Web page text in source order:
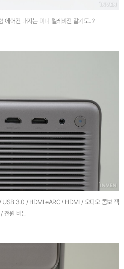
어컨 내지는 미니 텔레비전 같기도...?
3.0 / HDMI eARC / HDMI / 오디오 콤보 잭
/ 전원 버튼